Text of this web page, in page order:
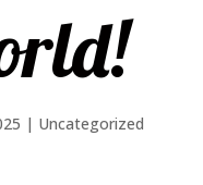
| Uncategorized